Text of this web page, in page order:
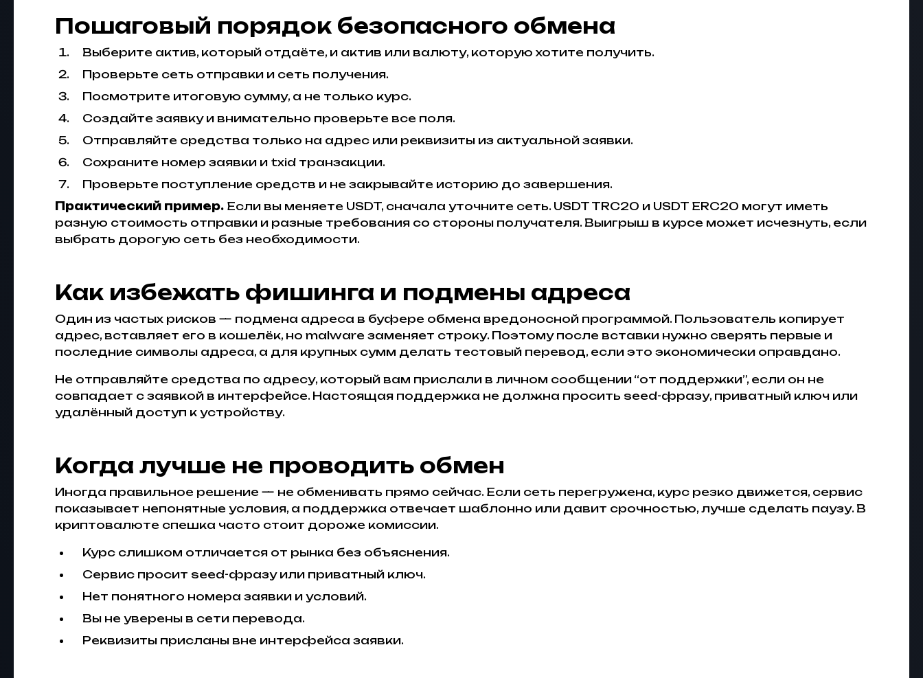
Пошаговый порядок безопасного обмена
Выберите актив, который отдаёте, и актив или валюту, которую хотите получить.
Проверьте сеть отправки и сеть получения.
Посмотрите итоговую сумму, а не только курс.
Создайте заявку и внимательно проверьте все поля.
Отправляйте средства только на адрес или реквизиты из актуальной заявки.
Сохраните номер заявки и txid транзакции.
Проверьте поступление средств и не закрывайте историю до завершения.
Практический пример. Если вы меняете USDT, сначала уточните сеть. USDT TRC20 и USDT ERC20 могут иметь
разную стоимость отправки и разные требования со стороны получателя. Выигрыш в курсе может исчезнуть, если
выбрать дорогую сеть без необходимости.
Как избежать фишинга и подмены адреса
Один из частых рисков — подмена адреса в буфере обмена вредоносной программой. Пользователь копирует
адрес, вставляет его в кошелёк, но malware заменяет строку. Поэтому после вставки нужно сверять первые и
последние символы адреса, а для крупных сумм делать тестовый перевод, если это экономически оправдано.
Не отправляйте средства по адресу, который вам прислали в личном сообщении “от поддержки”, если он не
совпадает с заявкой в интерфейсе. Настоящая поддержка не должна просить seed-фразу, приватный ключ или
удалённый доступ к устройству.
Когда лучше не проводить обмен
Иногда правильное решение — не обменивать прямо сейчас. Если сеть перегружена, курс резко движется, сервис
показывает непонятные условия, а поддержка отвечает шаблонно или давит срочностью, лучше сделать паузу. В
криптовалюте спешка часто стоит дороже комиссии.
Курс слишком отличается от рынка без объяснения.
Сервис просит seed-фразу или приватный ключ.
Нет понятного номера заявки и условий.
Вы не уверены в сети перевода.
Реквизиты присланы вне интерфейса заявки.